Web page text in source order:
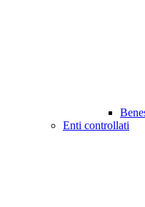
Enti controllati